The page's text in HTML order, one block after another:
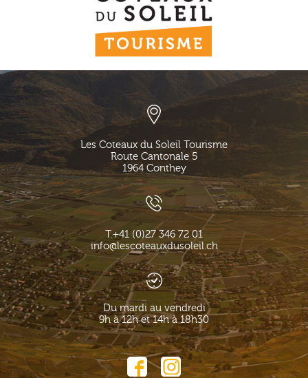
Les Coteaux du Soleil Tourisme
Route Cantonale 5
1964 Conthey
T.+41 (0)27 346 72 01
info@lescoteauxdusoleil.ch
Du mardi au vendredi
9h à 12h et 14h à 18h30